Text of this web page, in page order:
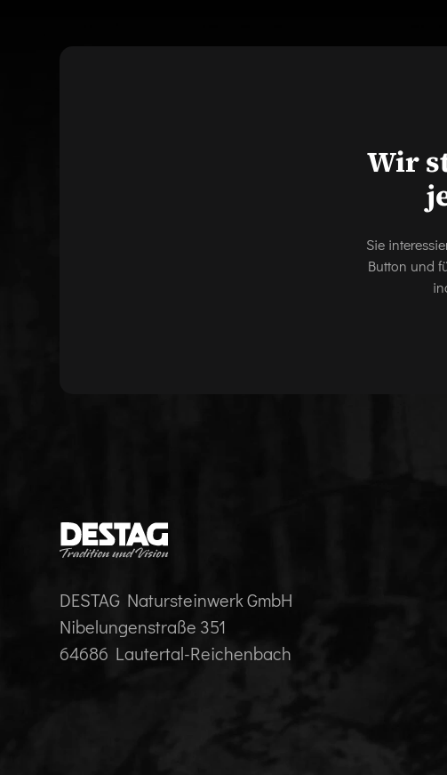
Wir
Sie
Button und
DESTAG Natursteinwerk GmbH
Nibelungenstraße 351
64686 Lautertal-Reichenbach